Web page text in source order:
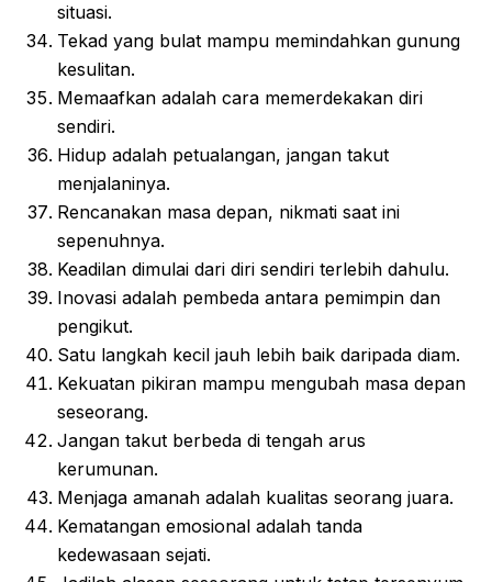
situasi.
Tekad yang bulat mampu memindahkan gunung
kesulitan.
Memaafkan adalah cara memerdekakan diri
sendiri.
Hidup adalah petualangan, jangan takut
menjalaninya.
Rencanakan masa depan, nikmati saat ini
sepenuhnya.
Keadilan dimulai dari diri sendiri terlebih dahulu.
Inovasi adalah pembeda antara pemimpin dan
pengikut.
Satu langkah kecil jauh lebih baik daripada diam.
Kekuatan pikiran mampu mengubah masa depan
seseorang.
Jangan takut berbeda di tengah arus
kerumunan.
Menjaga amanah adalah kualitas seorang juara.
Kematangan emosional adalah tanda
kedewasaan sejati.